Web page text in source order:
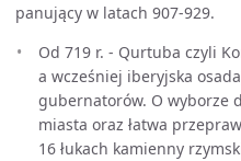
panujący w latach 907-929.
Od 719 r. - Qurtuba czyli
a wcześniej iberyjska
gubernatorów. O wyborze
miasta oraz łatwa
16 łukach kamienny